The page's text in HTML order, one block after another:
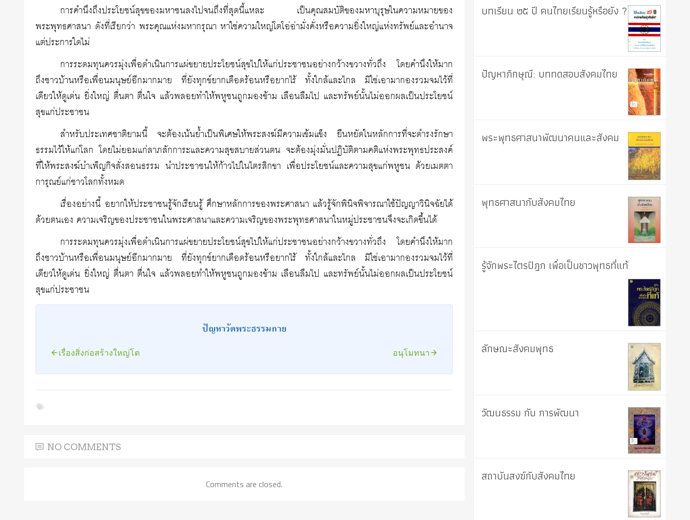
การคำนึงถึงประโยชน์สุขของมหาชนลงไปจนถึงที่สุดนี้แหละ เป็นคุณสมบัติของมหาบุรุษในความหมายของ
พระพุทธศาสนา ดังที่เรียกว่า พระคุณแห่งมหากรุณา หาใช่ความใหญ่โตโอ่อ่ามั่งคั่งหรือความยิ่งใหญ่แห่งทรัพย์และอำนาจ
แต่ประการใดไม่
การระดมทุนควรมุ่งเพื่อดำเนินการแผ่ขยายประโยชน์สุขไปให้แก่ประชาชนอย่างกว้างขวางทั่วถึง โดยคำนึงให้มาก
ถึงชาวบ้านหรือเพื่อนมนุษย์อีกมากมาย ที่ยังทุกข์ยากเดือดร้อนหรือยากไร้ ทั้งใกล้และไกล มิใช่เอามากองรวมจมไว้ที่
เดียวให้ดูเด่น ยิ่งใหญ่ ตื่นตา ตื่นใจ แล้วพลอยทำให้พหูชนถูกมองข้าม เลือนลืมไป และทรัพย์นั้นไม่ออกผลเป็นประโยชน์
สุขแก่ประชาชน
สำหรับประเทศชาติยามนี้ จะต้องเน้นย้ำเป็นพิเศษให้พระสงฆ์มีความเข้มแข็ง ยืนหยัดในหลักการที่จะดำรงรักษา
ธรรมไว้ให้แก่โลก โดยไม่ยอมแก่ลาภสักการะและความสุขสบายส่วนตน จะต้องมุ่งมั่นปฏิบัติตามคติแห่งพระพุทธประสงค์
ที่ให้พระสงฆ์บำเพ็ญกิจสั่งสอนธรรม นำประชาชนให้ก้าวไปในไตรสิกขา เพื่อประโยชน์และความสุขแก่พหูชน ด้วยเมตตา
การุณย์แก่ชาวโลกทั้งหมด
เรื่องอย่างนี้ อยากให้ประชาชนรู้จักเรียนรู้ ศึกษาหลักการของพระศาสนา แล้วรู้จักพินิจพิจารณาใช้ปัญญาวินิจฉัยได้
ด้วยตนเอง ความเจริญของประชาชนในพระศาสนาและความเจริญของพระพุทธศาสนาในหมู่ประชาชนจึงจะเกิดขึ้นได้
การระดมทุนควรมุ่งเพื่อดำเนินการแผ่ขยายประโยชน์สุขไปให้แก่ประชาชนอย่างกว้างขวางทั่วถึง โดยคำนึงให้มาก
ถึงชาวบ้านหรือเพื่อนมนุษย์อีกมากมาย ที่ยังทุกข์ยากเดือดร้อนหรือยากไร้ ทั้งใกล้และไกล มิใช่เอามากองรวมจมไว้ที่
เดียวให้ดูเด่น ยิ่งใหญ่ ตื่นตา ตื่นใจ แล้วพลอยทำให้พหูชนถูกมองข้าม เลือนลืมไป และทรัพย์นั้นไม่ออกผลเป็นประโยชน์
สุขแก่ประชาชน
ปัญหาวัดพระธรรมกาย
เรื่องสิ่งก่อสร้างใหญ่โต อนุโมทนา
NO COMMENTS
Comments are closed.
บทเรียน ๒๕ ปี คนไทยเรียนรู้หรือยัง ?
ปัญหาภิกษุณี: บททดสอบสังคมไทย
พระพุทธศาสนาพัฒนาคนและสังคม
พุทธศาสนากับสังคมไทย
รู้จักพระไตรปิฎก เพื่อเป็นชาวพุทธที่แท้
ลักษณะสังคมพุทธ
วัฒนธรรม กับ การพัฒนา
สถาบันสงฆ์กับสังคมไทย